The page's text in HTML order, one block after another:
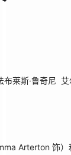
布莱斯·鲁奇尼 艾
Arterton 饰）